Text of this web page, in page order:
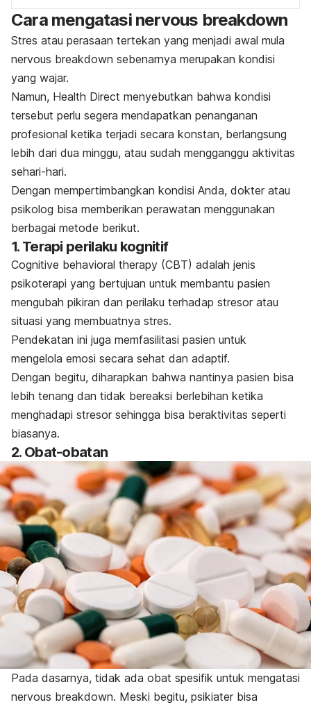
Cara mengatasi nervous breakdown
Stres atau perasaan tertekan yang menjadi awal mula
nervous breakdown sebenarnya merupakan kondisi
yang wajar.
Namun, Health Direct menyebutkan bahwa kondisi
tersebut perlu segera mendapatkan penanganan
profesional ketika terjadi secara konstan, berlangsung
lebih dari dua minggu, atau sudah mengganggu aktivitas
sehari-hari.
Dengan mempertimbangkan kondisi Anda, dokter atau
psikolog bisa memberikan perawatan menggunakan
berbagai metode berikut.
1. Terapi perilaku kognitif
Cognitive behavioral therapy (CBT) adalah jenis
psikoterapi yang bertujuan untuk membantu pasien
mengubah pikiran dan perilaku terhadap stresor atau
situasi yang membuatnya stres.
Pendekatan ini juga memfasilitasi pasien untuk
mengelola emosi secara sehat dan adaptif.
Dengan begitu, diharapkan bahwa nantinya pasien bisa
lebih tenang dan tidak bereaksi berlebihan ketika
menghadapi stresor sehingga bisa beraktivitas seperti
biasanya.
2. Obat-obatan
Pada dasarnya, tidak ada obat spesifik untuk mengatasi
nervous breakdown. Meski begitu, psikiater bisa